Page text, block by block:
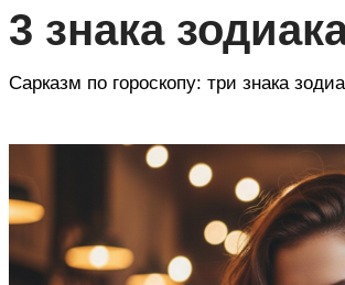
3 знака
Сарказм по гороскопу: три знака